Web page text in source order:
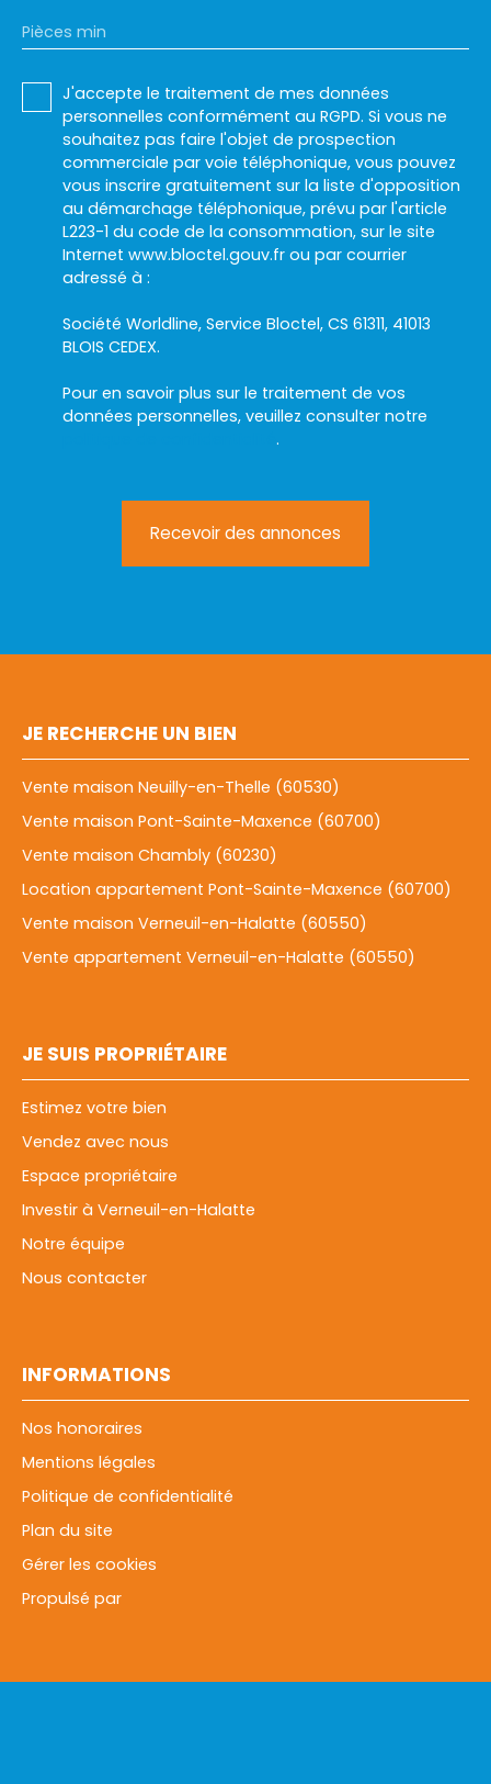
Pièces min
J'accepte le traitement de mes données
personnelles conformément au RGPD. Si vous ne
souhaitez pas faire l'objet de prospection
commerciale par voie téléphonique, vous pouvez
vous inscrire gratuitement sur la liste d'opposition
au démarchage téléphonique, prévu par l'article
L223-1 du code de la consommation, sur le site
Internet www.bloctel.gouv.fr ou par courrier
adressé à :
Société Worldline, Service Bloctel, CS 61311, 41013
BLOIS CEDEX.
Pour en savoir plus sur le traitement de vos
données personnelles, veuillez consulter notre
.
Recevoir des annonces
JE RECHERCHE UN BIEN
Vente maison Neuilly-en-Thelle (60530)
Vente maison Pont-Sainte-Maxence (60700)
Vente maison Chambly (60230)
Location appartement Pont-Sainte-Maxence (60700)
Vente maison Verneuil-en-Halatte (60550)
Vente appartement Verneuil-en-Halatte (60550)
JE SUIS PROPRIÉTAIRE
Estimez votre bien
Vendez avec nous
Espace propriétaire
Investir à Verneuil-en-Halatte
Notre équipe
Nous contacter
INFORMATIONS
Nos honoraires
Mentions légales
Politique de confidentialité
Plan du site
Gérer les cookies
Propulsé par